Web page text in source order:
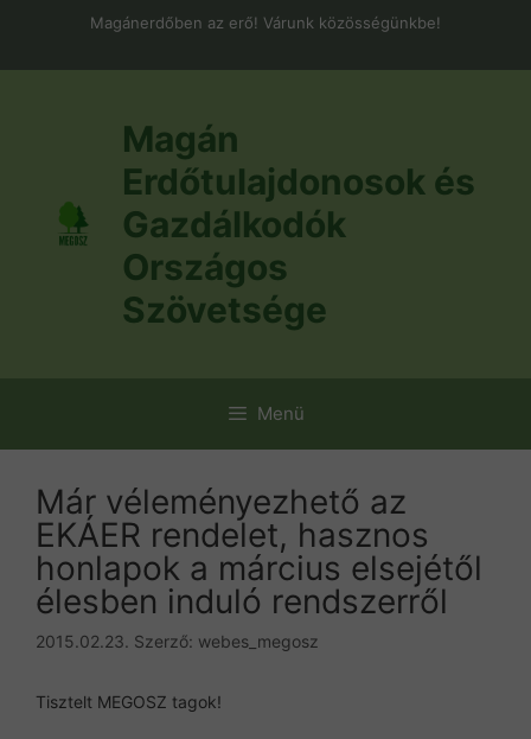
Magánerdőben az erő! Várunk közösségünkbe!
Magán
Erdőtulajdonosok és
Gazdálkodók
Országos
Szövetsége
Menü
Már véleményezhető az
EKÁER rendelet, hasznos
honlapok a március elsejétől
élesben induló rendszerről
2015.02.23. Szerző: webes_megosz
Tisztelt MEGOSZ tagok!